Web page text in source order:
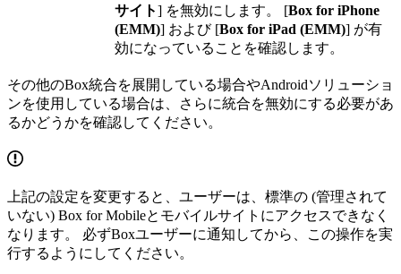
サイト] を無効にします。 [Box for iPhone
(EMM)] および [Box for iPad (EMM)] が有
効になっていることを確認します。
その他のBox統合を展開している場合やAndroidソリューショ
ンを使用している場合は、さらに統合を無効にする必要があ
るかどうかを確認してください。
上記の設定を変更すると、ユーザーは、標準の (管理されて
いない) Box for Mobileとモバイルサイトにアクセスできなく
なります。 必ずBoxユーザーに通知してから、この操作を実
行するようにしてください。